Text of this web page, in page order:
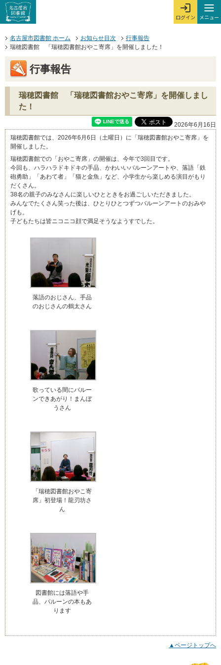
ページの先頭です。
本文へジャンプする。
ここからサイト内共通メニューです。
サイト内共通メニューをスキップする
ログイン
ログインを開
メニュー
メ
サイト内共通メニューここまで。
名古屋市図書館 ホーム
お知らせ目次
行事報告
瑞穂図書館 「瑞穂図書館おやこ寄席」を開催しました！
行事報告
瑞穂図書館 「瑞穂図書館おやこ寄席」を開催しまし
た！
2026年6月16日
瑞穂図書館では、2026年6月6日（土曜日）に「瑞穂図書館おやこ寄席」を
開催しました。
瑞穂図書館での「おやこ寄席」の開催は、今年で3回目です。
今回も、ハラハラドキドキの手品、かわいいバルーンアートや、落語「鉄
砲勇助」「あわて者」「猫と金魚」など、小学生から楽しめる演目がもり
だくさん。
38名の親子のみなさんに楽しいひとときをお過ごしいただきました。
みんなでたくさん笑った後は、ひとりひとつずつバルーンアートのおみや
げも。
子どもたちは皆ニコニコ顔で満足そうなようすでした。
落語のおじさん、手品
のおじさんの鶴太さん
歌っている間にバルー
ンできあがり！まんぼ
うさん
「瑞穂図書館おやこ寄
席」初登場！龍刃坊さ
ん
図書館には落語や手
品、バルーンの本もあ
ります
▲ページトップへ